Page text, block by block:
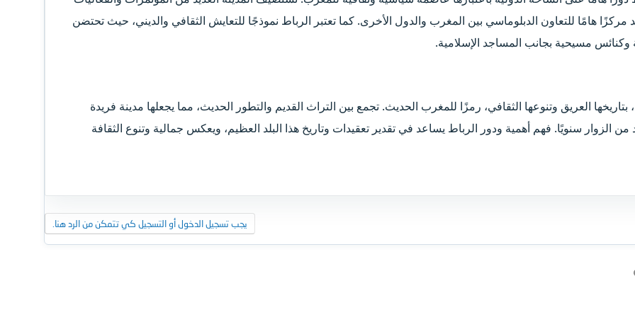
مركزًا هامًا للتعاون الدبلوماسي بين المغرب والدول الأخرى. كما تعتبر الرباط نموذجًا للتعايش الثقافي والديني، حيث تحتضن
وكنائس مسيحية بجانب المساجد الإسلامية.
بتاريخها العريق وتنوعها الثقافي، رمزًا للمغرب الحديث. تجمع بين التراث القديم والتطور الحديث، مما يجعلها مدينة فريدة
من الزوار سنويًا. فهم أهمية ودور الرباط يساعد في تقدير تعقيدات وتاريخ هذا البلد العظيم، ويعكس جمالية وتنوع الثقافة
يجب تسجيل الدخول أو التسجيل كي تتمكن من الرد هنا.